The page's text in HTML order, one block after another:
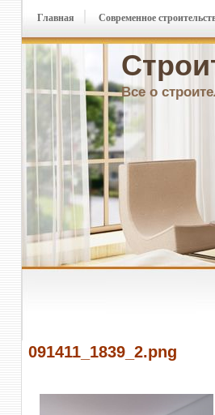
Все о
Главная Современное
091411_1839_2.png